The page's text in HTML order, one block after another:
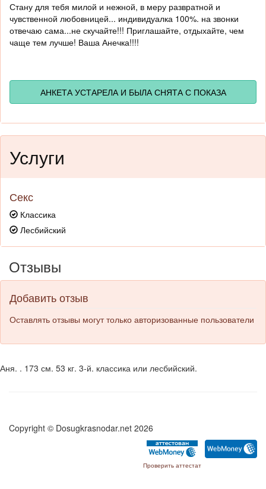
Стану для тебя милой и нежной, в меру развратной и
чувственной любовницей... индивидуалка 100%. на звонки
отвечаю сама...не скучайте!!! Приглашайте, отдыхайте, чем
чаще тем лучше! Ваша Анечка!!!!
АНКЕТА УСТАРЕЛА И БЫЛА СНЯТА С ПОКАЗА
Услуги
Секс
Классика
Лесбийский
Отзывы
Добавить отзыв
Оставлять отзывы могут только авторизованные пользователи
Аня. . 173 см. 53 кг. 3-й. классика или лесбийский.
Copyright © Dosugkrasnodar.net 2026
Проверить аттестат